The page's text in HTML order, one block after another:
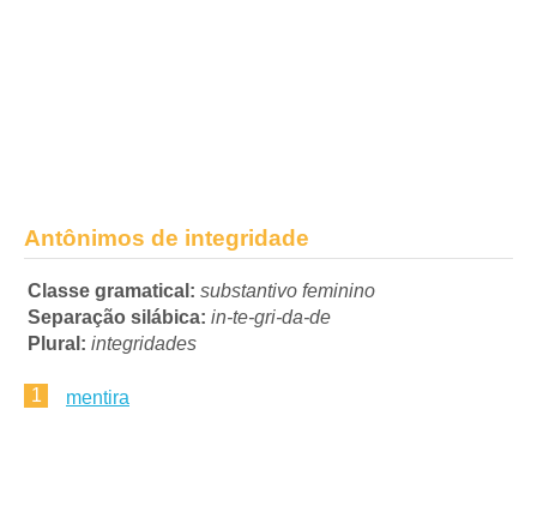
Antônimos de integridade
Classe gramatical: substantivo feminino
Separação silábica: in-te-gri-da-de
Plural: integridades
1 mentira